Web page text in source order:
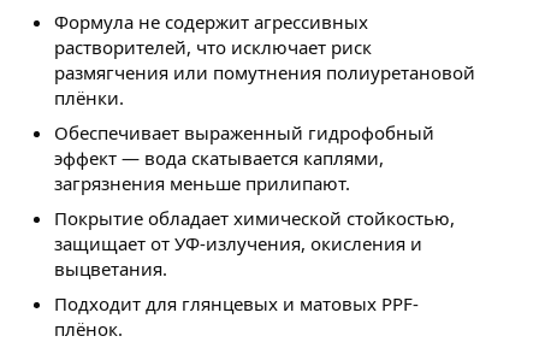
Формула не содержит агрессивных
растворителей, что исключает риск
размягчения или помутнения полиуретановой
плёнки.
Обеспечивает выраженный гидрофобный
эффект — вода скатывается каплями,
загрязнения меньше прилипают.
Покрытие обладает химической стойкостью,
защищает от УФ-излучения, окисления и
выцветания.
Подходит для глянцевых и матовых PPF-
плёнок.